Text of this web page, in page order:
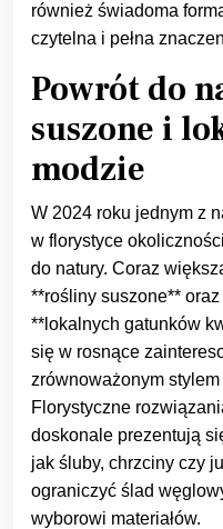
również świadoma
czytelna i pełna
Powrót do
suszone i
modzie
W 2024 roku jednym z
w florystyce
do natury. Coraz
**rośliny suszone**
**lokalnych gatunków
się w rosnące
zrównoważonym
Florystyczne
doskonale prezentują
jak śluby, chrzciny czy
ograniczyć ślad
wyborowi materiałów.